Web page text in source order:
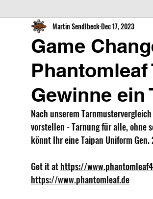
Game
Gewinne ein
Martin SendlbeckDec 17, 2023
Nach unserem
vorstellen - Tarnung für alle, ohne
könnt Ihr eine Taipan Uniform
Get it at https://
https://www.phantomleaf.de